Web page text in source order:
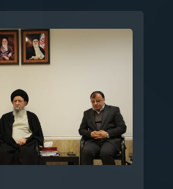
هویت‌بخش برای استان تبدیل شوند.